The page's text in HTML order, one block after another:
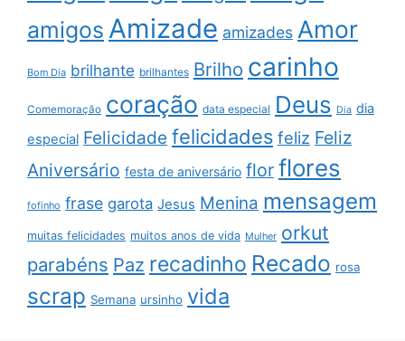
amigos Amizade amizades Amor
Bom Dia brilhante brilhantes Brilho carinho
Comemoração coração data especial Deus Dia dia
especial Felicidade felicidades feliz Feliz
Aniversário festa de aniversário flor flores
fofinho frase garota Jesus Menina mensagem
muitas felicidades muitos anos de vida Mulher orkut
parabéns Paz recadinho Recado rosa
scrap Semana ursinho vida